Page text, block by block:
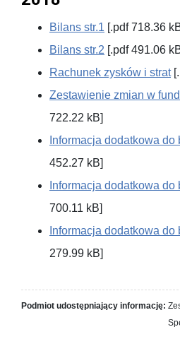
Bilans str.1 [.pdf 718.36
Bilans str.2 [.pdf 491.06
Rachunek zysków i strat
Zestawienie zmian w
722.22 kB]
Informacja dodatkowa do
452.27 kB]
Informacja dodatkowa do
700.11 kB]
Informacja dodatkowa do
279.99 kB]
Podmiot udostępniający informację: